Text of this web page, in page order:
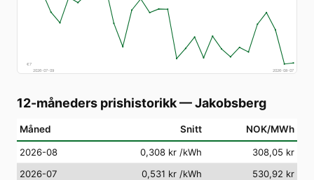
€7
2026-07-09
2026-08-07
12-måneders prishistorikk—Jakobsberg
Måned Snitt NOK/MWh
2026-08 0,308 kr /kWh
308,05 kr
2026-07
0,531 kr /kWh
530,92 kr